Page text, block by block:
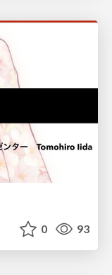
0 93